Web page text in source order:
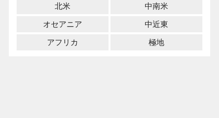
北米 中南米
オセアニア 中近東
アフリカ 極地